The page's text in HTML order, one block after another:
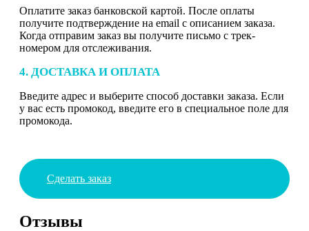
Оплатите заказ банковской картой. После оплаты
получите подтверждение на email с описанием заказа.
Когда отправим заказ вы получите письмо с трек-
номером для отслеживания.
4. ДОСТАВКА И ОПЛАТА
Введите адрес и выберите способ доставки заказа. Если
у вас есть промокод, введите его в специальное поле для
промокода.
Сделать заказ
Отзывы